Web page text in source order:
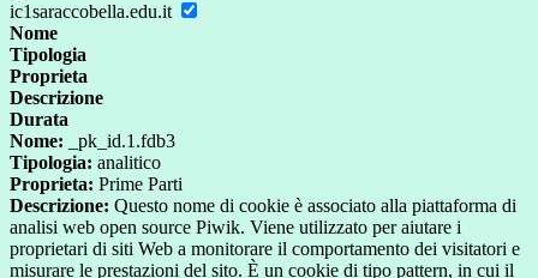
ic1saraccobella.edu.it
Nome
Tipologia
Proprieta
Descrizione
Durata
Nome: _pk_id.1.fdb3
Tipologia: analitico
Proprieta: Prime Parti
Descrizione: Questo nome di cookie è associato alla piattaforma di
analisi web open source Piwik. Viene utilizzato per aiutare i
proprietari di siti Web a monitorare il comportamento dei visitatori e
misurare le prestazioni del sito. È un cookie di tipo pattern, in cui il